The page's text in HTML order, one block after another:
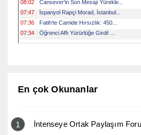
En çok Okunanlar
1 İntenseye Ortak Paylaşım